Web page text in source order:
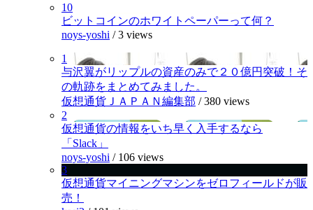
10
ビットコインのホワイトペーパーって何？
noys-yoshi /3 views
1
与沢翼がリップルの資産のみで２０億円突破！そ
の軌跡をまとめてみました。
仮想通貨ＪＡＰＡＮ編集部 /380 views
2
仮想通貨の情報をいち早く入手するなら
「Slack」
noys-yoshi / 106 views
3
仮想通貨マイニングマシンをゼロフィールドが販
売！